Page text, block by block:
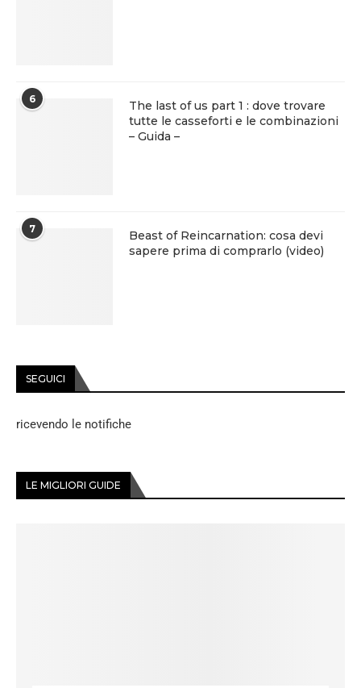
6
The last of us part 1 : dove trovare
tutte le casseforti e le combinazioni
– Guida –
7
Beast of Reincarnation: cosa devi
sapere prima di comprarlo (video)
SEGUICI
ricevendo le notifiche
LE MIGLIORI GUIDE